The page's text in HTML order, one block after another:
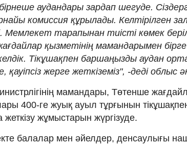
аудандары зардап шегуде.
комиссия құрылады. Келтірілген
Мемлекет тарапынан тиісті көмек
қызметінің мамандарымен
Тікұшақпен баршаңызды аудан
жерге жеткіземіз", -деді облыс
мамандары, Төтенше
400-ге жуық ауыл тұрғынын
жұмыстарын жүргізуде.
балалар мен әйелдер, денсаулығы